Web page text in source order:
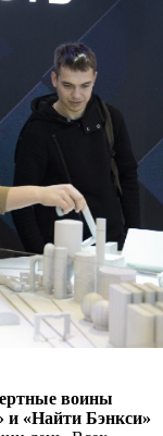
воины
и «Найти Бэнкси»